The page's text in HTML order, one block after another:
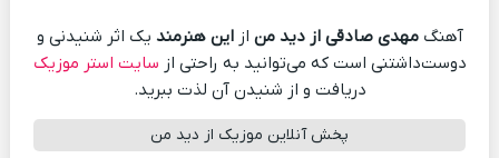
آهنگمهدی صادقی از دید من ازاین هنرمند یک اثر شنیدنی و
دوست‌داشتنی است که می‌توانید به راحتی از سایت استر موزیک
دریافت و از شنیدن آن لذت ببرید.
پخش آنلاین موزیک از دید من